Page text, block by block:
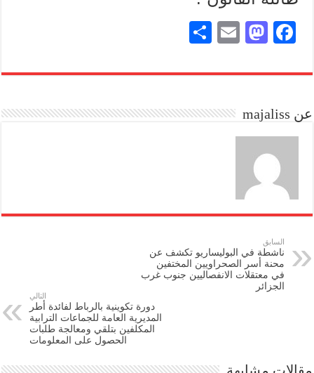
Fa
bo
M
to
n
E
ail
re
عن majaliss
السابق
ناشطة في البوليساريو تكشف عن
محنة أسر الصحراويين المختفين
في معتقلات الانفصاليين جنوب غرب
الجزائر
التالي
دورة تكوينية بالرباط لفائدة أطر
المديرية العامة للجماعات الترابية
المكلفين بتلقي ومعالجة طلبات
الحصول على المعلومات